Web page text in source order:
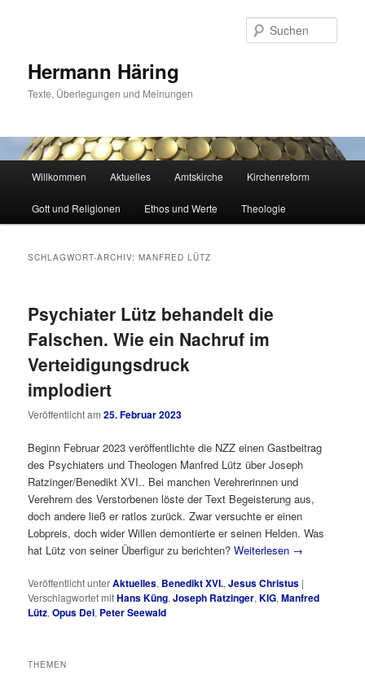
Hermann Häring
Texte, Überlegungen und Meinungen
Willkommen Aktuelles Amtskirche Kirchenreform
Gott und Religionen Ethos und Werte Theologie
SCHLAGWORT-ARCHIV:MANFRED LÜTZ
Psychiater Lütz behandelt die
Falschen. Wie ein Nachruf im
Verteidigungsdruck
implodiert
Veröffentlicht am25. Februar 2023
Beginn Februar 2023 veröffentlichte die NZZ einen Gastbeitrag
des Psychiaters und Theologen Manfred Lütz über Joseph
Ratzinger/Benedikt XVI.. Bei manchen Verehrerinnen und
Verehrern des Verstorbenen löste der Text Begeisterung aus,
doch andere ließ er ratlos zurück. Zwar versuchte er einen
Lobpreis, doch wider Willen demontierte er seinen Helden. Was
hat Lütz von seiner Überfigur zu berichten?Weiterlesen →
Veröffentlicht unterAktuelles, Benedikt XVI.,Jesus Christus |
Verschlagwortet mitHans Küng,Joseph Ratzinger,KIG,Manfred
Lütz,Opus Dei, Peter Seewald
THEMEN